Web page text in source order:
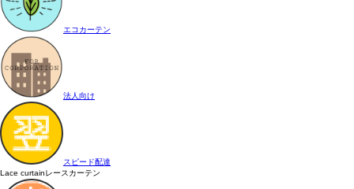
エコカーテン
法人向け
スピード配達
Lace curtainレースカーテン